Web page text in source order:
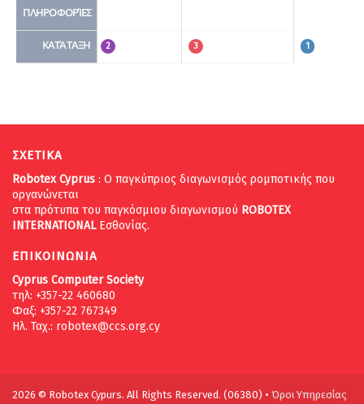
ΠΛΗΡΟΦΟΡΊΕΣ
ΚΑΤΆΤΑΞΗ 2 3 1
ΣΧΕΤΙΚΑ
Robotex Cyprus : Ο παγκύπριος διαγωνισμός ρομποτικής που
οργανώνεται
στα πρότυπα του παγκόσμιου διαγωνισμού ROBOTEX
INTERNATIONAL Εσθονίας.
ΕΠΙΚΟΙΝΩΝΙΑ
Cyprus Computer Society
τηλ: +357-22 460680
Φαξ: +357-22 767349
Ηλ. Ταχ.: robotex@ccs.org.cy
2026 © Robotex Cypurs. All Rights Reserved. (06380) • Όροι Υπηρεσίας